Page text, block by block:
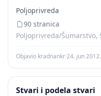
Poljoprivreda
90 stranica
Objavio kradnankr·24. jun 2012.
Stvari i podela stvari